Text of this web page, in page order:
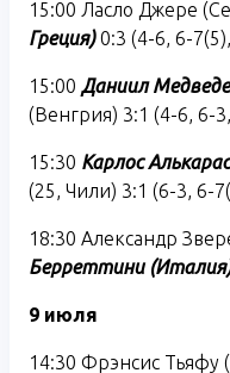
15:00 Ласло Джере
Греция)0:3 (4-6, 6-
15:00 Даниил
(Венгрия) 3:1 (4-6, 6-
15:30 Карлос
(25, Чили) 3:1 (6-3, 6-
18:30 Александр
Берреттини
9 июля
14:30 Фрэнсис Тьяфу